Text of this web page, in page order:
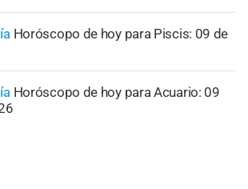
Horóscopo de hoy para Piscis: 09 de
Horóscopo de hoy para Acuario: 09